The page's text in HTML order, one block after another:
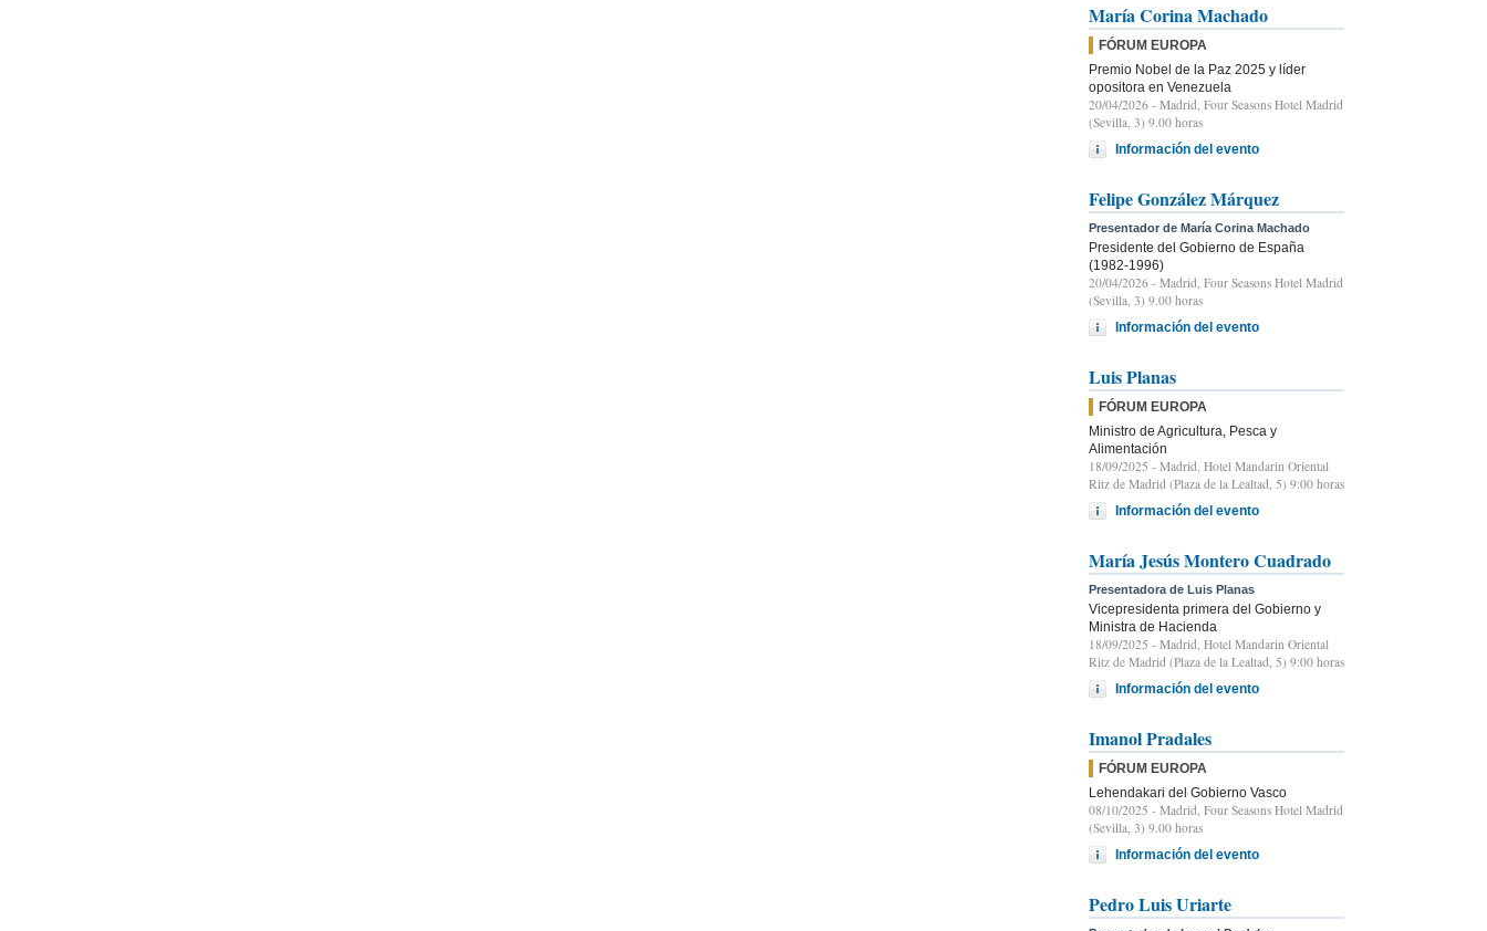
María Corina Machado
FÓRUM EUROPA
Premio Nobel de la Paz 2025 y líder
opositora en Venezuela
20/04/2026 - Madrid, Four Seasons Hotel Madrid
(Sevilla, 3) 9.00 horas
Información del evento
Felipe González Márquez
Presentador de María Corina Machado
Presidente del Gobierno de España
(1982-1996)
20/04/2026 - Madrid, Four Seasons Hotel Madrid
(Sevilla, 3) 9.00 horas
Información del evento
Luis Planas
FÓRUM EUROPA
Ministro de Agricultura, Pesca y
Alimentación
18/09/2025 - Madrid, Hotel Mandarin Oriental
Ritz de Madrid (Plaza de la Lealtad, 5) 9:00 horas
Información del evento
María Jesús Montero Cuadrado
Presentadora de Luis Planas
Vicepresidenta primera del Gobierno y
Ministra de Hacienda
18/09/2025 - Madrid, Hotel Mandarin Oriental
Ritz de Madrid (Plaza de la Lealtad, 5) 9:00 horas
Información del evento
Imanol Pradales
FÓRUM EUROPA
Lehendakari del Gobierno Vasco
08/10/2025 - Madrid, Four Seasons Hotel Madrid
(Sevilla, 3) 9.00 horas
Información del evento
Pedro Luis Uriarte